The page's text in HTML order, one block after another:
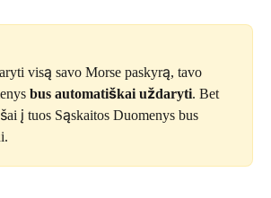
visą savo Morse paskyrą, tavo
bus automatiškai uždaryti. Bet
į tuos Sąskaitos Duomenys bus